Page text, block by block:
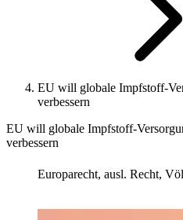
EU will globale Impfstoff-
verbessern
EU will globale Impfstoff-
verbessern
Europarecht, ausl. Recht,